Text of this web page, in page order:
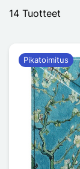
14 Tuotteet
Pikatoimitus